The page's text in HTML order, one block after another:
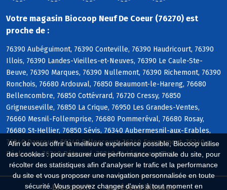
Afin de vous offrir la meilleure expérience possible, Biocoop utilise
des cookies : pour assurer une performance optimale du site, pour
récolter des statistiques afin d'analyser le trafic et la performance
du site et vous proposer une navigation personnalisée en toute
sécurité. Vous pouvez changer d'avis à tout moment en
Votre magasin Biocoop Neuf De Coeur (76270) est
proche de :
76390 Aubéguimont, 76390 Conteville, 76390 Haudricourt, 76390
Illois, 76390 Landes-Vieilles-et-Neuves, 76390 Le Caule-Ste-
Beuve, 76390 Marques, 76390 Nullemont, 76390 Richemont, 76390
Ronchois, 76680 Ardouval, 76850 Beaumont-le-Hareng, 76680
Bellencombre, 76850 Cottévrard, 76720 Cressy, 76850
Grigneuseville, 76850 La Crique, 76950 Les Grandes-Ventes,
76660 Mesnil-Follemprise, 76680 Pommeréval, 76680 Rosay,
76680 St-Hellier, 76850 Sévis, 76340 Aubermesnil-aux-Erables,
76340 Dancourt, 76340 Fallencourt, 76340 Foucarmont, 76340
Réalcamp, 76340 Rétonval, 76340 St-Léger-aux-Bois
Biocoop.fr Le réseau Biocoop